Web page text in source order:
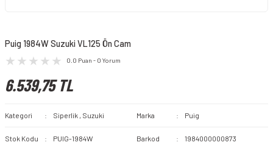
Puig 1984W Suzuki VL125 Ön Cam
0.0 Puan - 0 Yorum
6.539,75 TL
Kategori Siperlik , Suzuki Marka Puig
Stok Kodu PUIG-1984W
Barkod
1984000000873